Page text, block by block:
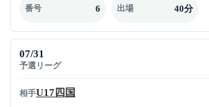
番号 6 出場 40分
07/31
予選リーグ
相手U17四国